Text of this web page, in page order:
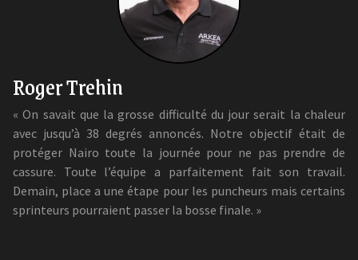
Roger Trehin
« On savait que la grosse difficulté du jour serait la chaleur
avec jusqu’à 38 degrés annoncés. Notre objectif était de
protéger Nairo toute la journée pour ne pas prendre de
cassure. Toute l’équipe a parfaitement fait son travail.
Demain, place a une étape pour les puncheurs mais certains
sprinteurs pourraient passer la bosse finale. »